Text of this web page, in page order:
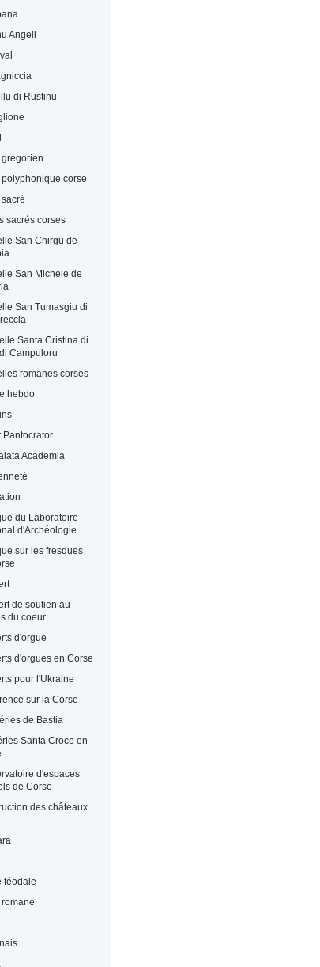
Angeli
di Rustinu
corse
sacrés corses
San Chirgu de
San Michele de
San Tumasgiu di
Santa Cristina di
Campuloru
romanes corses
hebdo
Pantocrator
Academia
du Laboratoire
d'Archéologie
sur les fresques
de soutien au
du coeur
d'orgue
d'orgues en Corse
pour l'Ukraine
sur la Corse
de Bastia
Santa Croce en
d'espaces
de Corse
des châteaux
féodale